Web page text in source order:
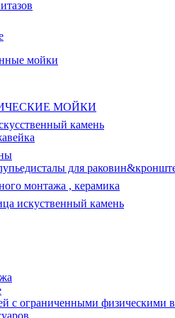
мойки
МОЙКИ
камень
для
монтажа , керамика
искуственный камень
с ограниченными физическими